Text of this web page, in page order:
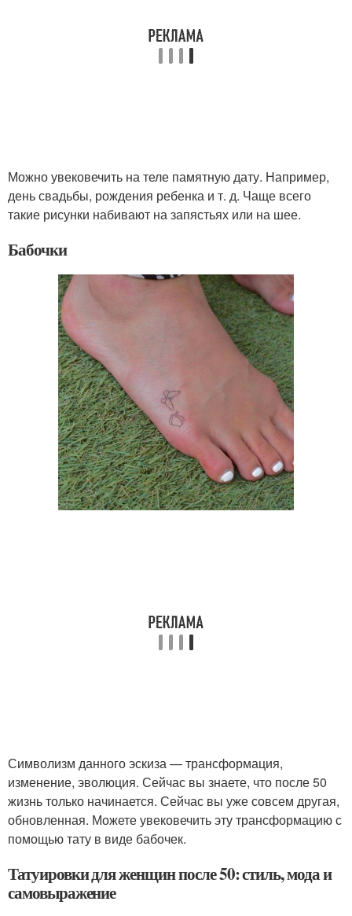
Можно увековечить на теле памятную дату. Например,
день свадьбы, рождения ребенка и т. д. Чаще всего
такие рисунки набивают на запястьях или на шее.
Бабочки
Символизм данного эскиза — трансформация,
изменение, эволюция. Сейчас вы знаете, что после 50
жизнь только начинается. Сейчас вы уже совсем другая,
обновленная. Можете увековечить эту трансформацию с
помощью тату в виде бабочек.
Татуировки для женщин после 50: стиль, мода и
самовыражение